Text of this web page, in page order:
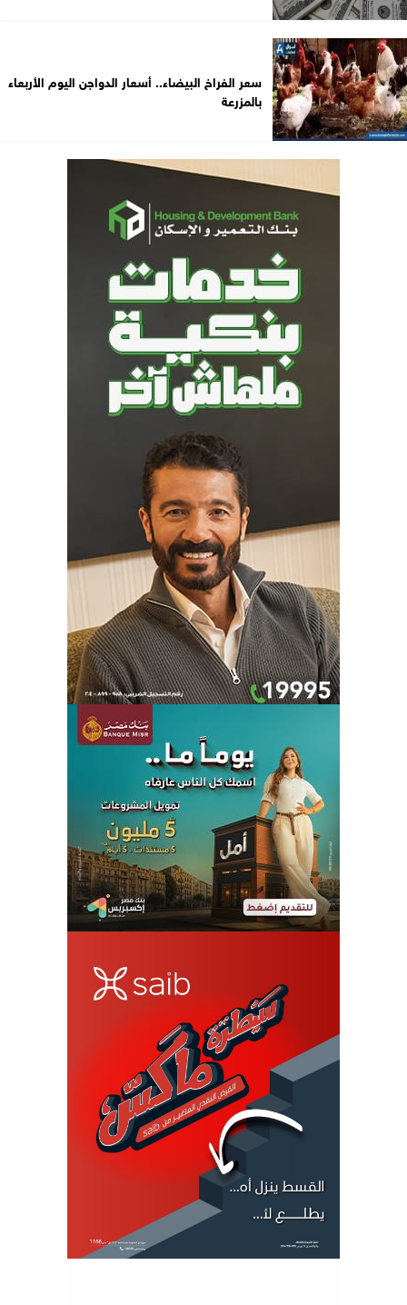
سعر الفراخ البيضاء.. أسعار الدواجن اليوم الأربعاء
بالمزرعة